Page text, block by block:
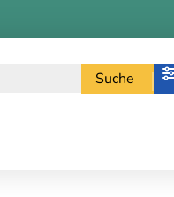
Suche